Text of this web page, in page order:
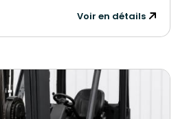
Voir en détails